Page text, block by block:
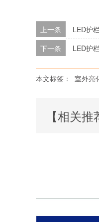
上一条
LED护
下一条
LED护
本文标签： 室外亮
【相关推